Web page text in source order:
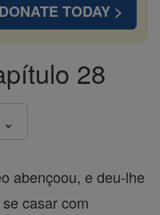
DONATE TODAY >
28
abençoou, e deu-lhe
casar com